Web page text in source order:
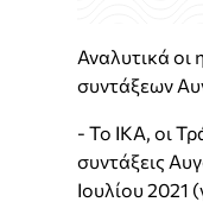
Αναλυτικά οι
συντάξεων
- Το ΙΚΑ, οι
συντάξεις
Ιουλίου 2021